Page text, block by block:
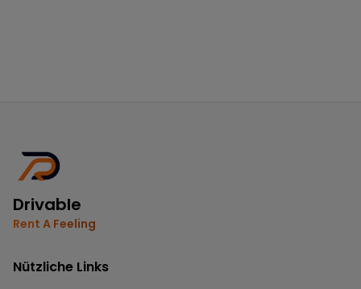
Drivable
Rent A Feeling
Nützliche Links